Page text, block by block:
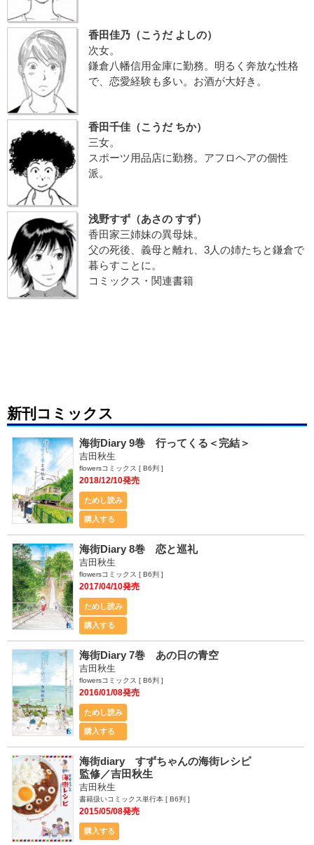
香田佳乃（こうだ よしの）
次女。
鎌倉八幡信用金庫に勤務。明るく奔放な性格
で、恋愛経験も多い。お酒が大好き。
香田千佳（こうだ ちか）
三女。
スポーツ用品店に勤務。アフロヘアの個性
派。
浅野すず（あさの すず）
香田家三姉妹の異母妹。
父の死後、義母と離れ、3人の姉たちと鎌倉で
暮らすことに。
コミックス・関連書籍
新刊コミックス
2018/12/10発売
吉田秋生
海街Diary 9巻 行ってくる＜完結＞
flowersコミックス [ B6判 ]
ためし読み
購入する
2017/04/10発売
吉田秋生
海街Diary 8巻 恋と巡礼
flowersコミックス [ B6判 ]
ためし読み
購入する
2016/01/08発売
吉田秋生
海街Diary 7巻 あの日の青空
flowersコミックス [ B6判 ]
ためし読み
購入する
2015/05/08発売
吉田秋生
海街diary すずちゃんの海街レシピ
監修／吉田秋生
書籍扱いコミックス単行本 [ B6判 ]
購入する